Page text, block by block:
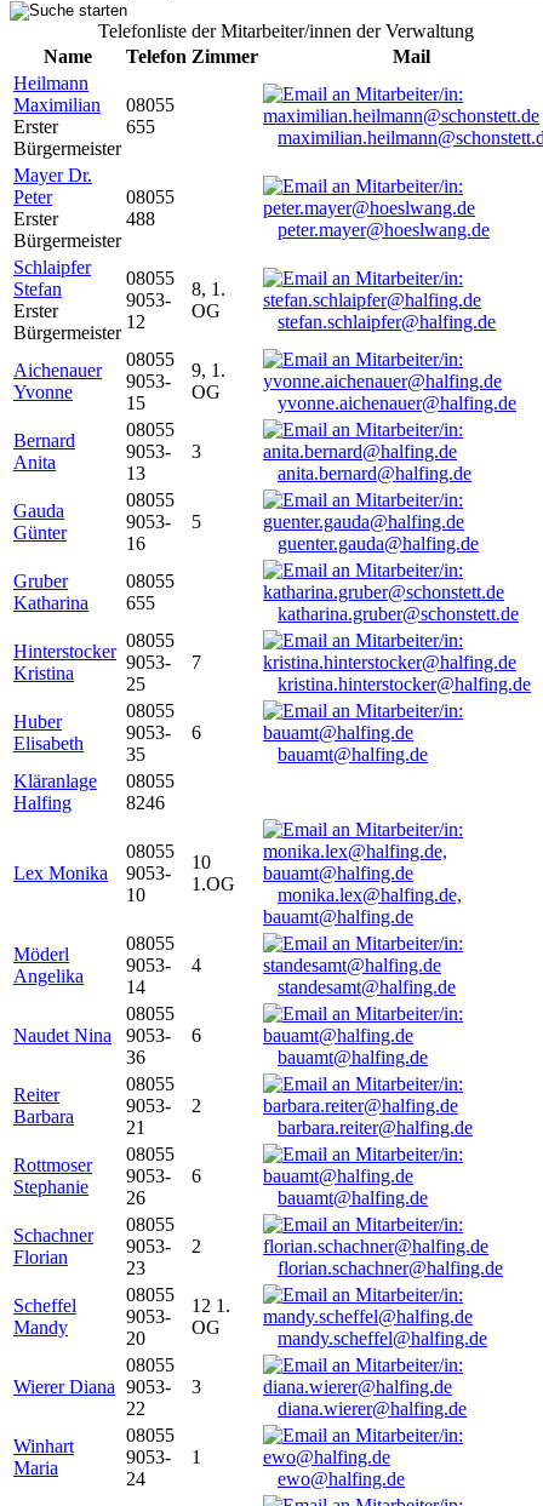
Telefonliste der Mitarbeiter/innen der Verwaltung
Name
Telefon Zimmer
Mail
Heilmann
Maximilian
Erster
Bürgermeister
08055
655
Mayer Dr.
Peter
Erster
Bürgermeister
08055
488
peter.mayer@hoeslwang.de
Schlaipfer
Stefan
Erster
Bürgermeister
08055
9053-
12
8, 1.
OG
stefan.schlaipfer@halfing.de
Aichenauer
Yvonne
08055
9053-
15
9, 1.
OG
yvonne.aichenauer@halfing.de
Bernard
Anita
08055
9053-
13
3
anita.bernard@halfing.de
Gauda
Günter
08055
9053-
16
5
guenter.gauda@halfing.de
Gruber
Katharina
08055
655
katharina.gruber@schonstett.de
Hinterstocker
Kristina
08055
9053-
25
7
kristina.hinterstocker@halfing.de
Huber
Elisabeth
08055
9053-
35
6
bauamt@halfing.de
Kläranlage
Halfing
08055
8246
Lex Monika
08055
9053-
10
10
1.OG
monika.lex@halfing.de,
bauamt@halfing.de
Möderl
Angelika
08055
9053-
14
4
standesamt@halfing.de
Naudet Nina
08055
9053-
36
6
bauamt@halfing.de
Reiter
Barbara
08055
9053-
21
2
barbara.reiter@halfing.de
Rottmoser
Stephanie
08055
9053-
26
6
bauamt@halfing.de
Schachner
Florian
08055
9053-
23
2
florian.schachner@halfing.de
Scheffel
Mandy
08055
9053-
20
12 1.
OG
mandy.scheffel@halfing.de
Wierer Diana
08055
9053-
22
3
diana.wierer@halfing.de
Winhart
Maria
08055
9053-
24
1
ewo@halfing.de